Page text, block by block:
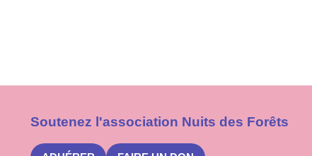
Soutenez l'association Nuits des Forêts